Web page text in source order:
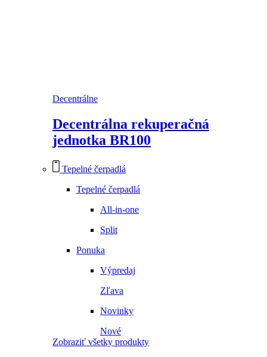
Decentrálne
Decentrálna rekuperačná
jednotka BR100
Tepelné čerpadlá
Tepelné čerpadlá
All-in-one
Split
Ponuka
Výpredaj
Zľava
Novinky
Nové
Zobraziť všetky produkty